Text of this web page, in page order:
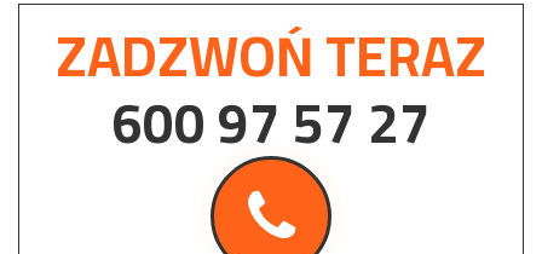
ZADZWOŃ TERAZ
600 97 57 27